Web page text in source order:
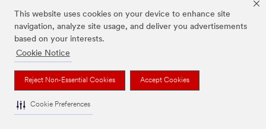
This website uses cookies on your device to enhance site
navigation, analyze site usage, and deliver you advertisements
based on your interests.
Cookie Notice
Reject Non-Essential Cookies Accept Cookies
Cookie Preferences